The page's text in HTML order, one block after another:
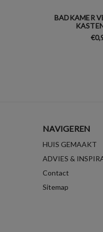
BADKAMER
NAVIGEREN
HUIS GEMAAKT
ADVIES &
Contact
Sitemap